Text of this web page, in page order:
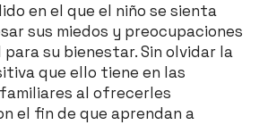
en el que el niño se sienta
sus miedos y preocupaciones
su bienestar. Sin olvidar la
que ello tiene en las
al ofrecerles
el fin de que aprendan a